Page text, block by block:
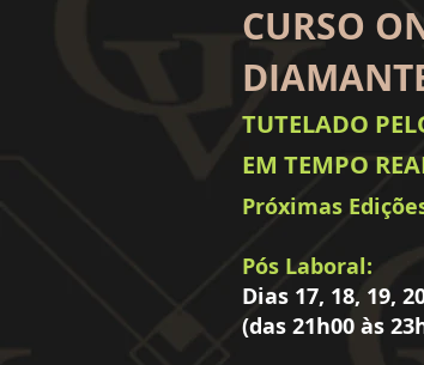
CURSO
TUTELADO
EM TEMPO
Próximas
Pós Laboral:
Dias 17, 18, 19,
(das 21h00 às